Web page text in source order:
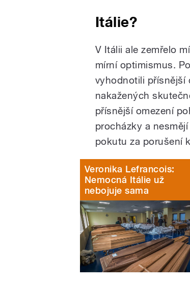
Itálie?
V Itálii ale zemřelo
mírní optimismus.
vyhodnotili přísnější
nakažených
přísnější omezení
procházky a
pokutu za porušení
Veronika Lefrancois:
Nemocná Itálie už
nebojuje sama